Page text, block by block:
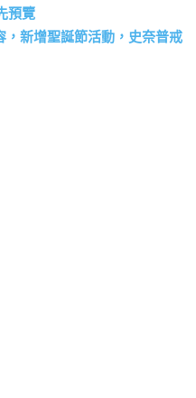
預覽
新增聖誕節活動，史奈普戒